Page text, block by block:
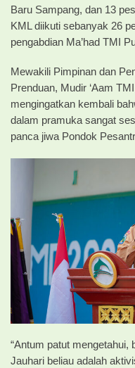
Baru Sampang, dan 13
KML diikuti sebanyak 26
pengabdian Ma’had TMI
Mewakili Pimpinan dan
Prenduan, Mudir ‘Aam
mengingatkan kembali
dalam pramuka sangat
panca jiwa Pondok
“Antum patut mengetahui,
Jauhari beliau adalah